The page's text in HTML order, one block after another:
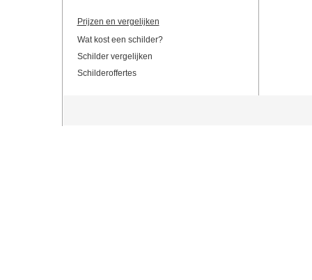
Prijzen en vergelijken
Wat kost een schilder?
Schilder vergelijken
Schilderoffertes